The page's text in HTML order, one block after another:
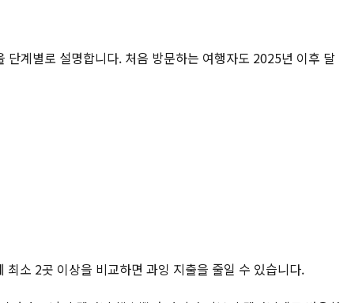
계별로 설명합니다. 처음 방문하는 여행자도 2025년 이후 달
소 2곳 이상을 비교하면 과잉 지출을 줄일 수 있습니다.